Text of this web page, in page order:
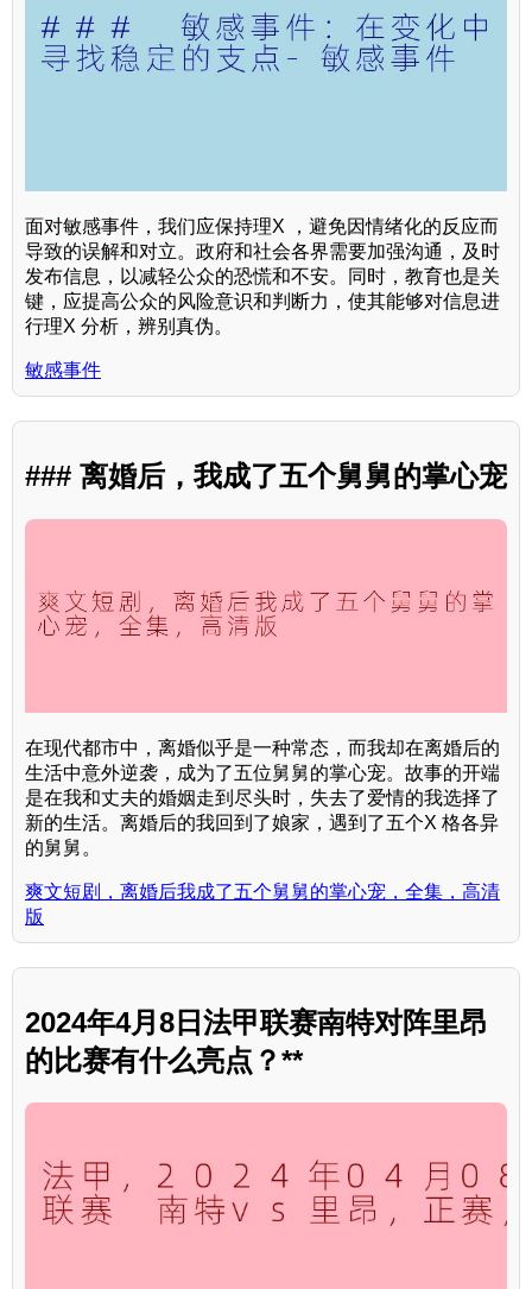
面对敏感事件，我们应保持理X ，避免因情绪化的反应而
导致的误解和对立。政府和社会各界需要加强沟通，及时
发布信息，以减轻公众的恐慌和不安。同时，教育也是关
键，应提高公众的风险意识和判断力，使其能够对信息进
行理X 分析，辨别真伪。
敏感事件
### 离婚后，我成了五个舅舅的掌心宠
在现代都市中，离婚似乎是一种常态，而我却在离婚后的
生活中意外逆袭，成为了五位舅舅的掌心宠。故事的开端
是在我和丈夫的婚姻走到尽头时，失去了爱情的我选择了
新的生活。离婚后的我回到了娘家，遇到了五个X 格各异
的舅舅。
爽文短剧，离婚后我成了五个舅舅的掌心宠，全集，高清
版
2024年4月8日法甲联赛南特对阵里昂
的比赛有什么亮点？**